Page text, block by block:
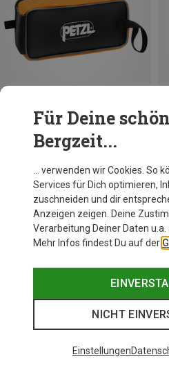
Fakir Steigeisentasche
CHF 17.95
Für Deine
Bergzeit...
… verwenden wir Cookies. So
Services für Dich optimieren,
zuschneiden und dir
Anzeigen zeigen. Deine
Verarbeitung Deiner Daten u.a.
Mehr Infos findest Du auf der
NICHT
Einstellungen